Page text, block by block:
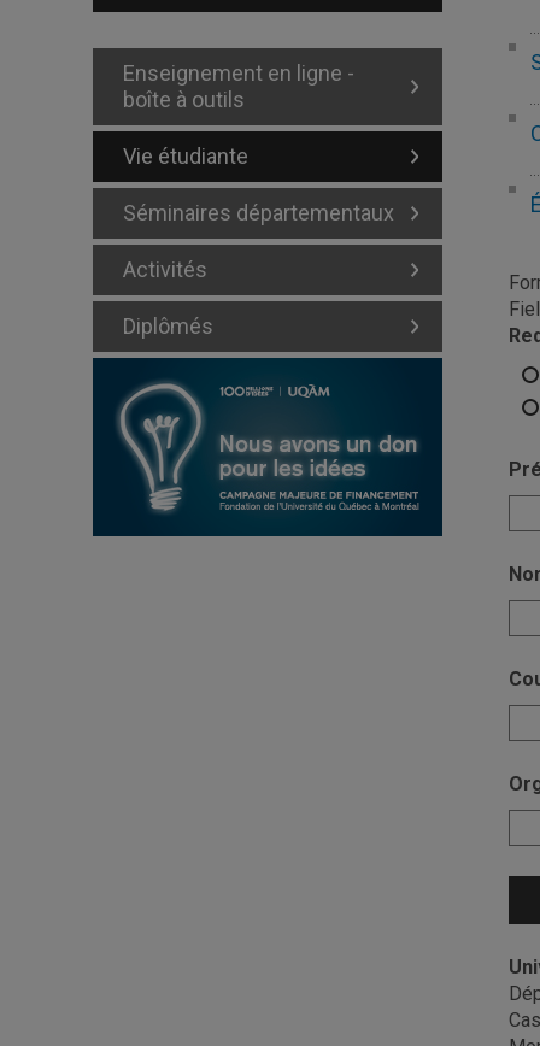
Enseignement en ligne -
boîte à outils
Vie étudiante
Séminaires départementaux
Activités
Diplômés